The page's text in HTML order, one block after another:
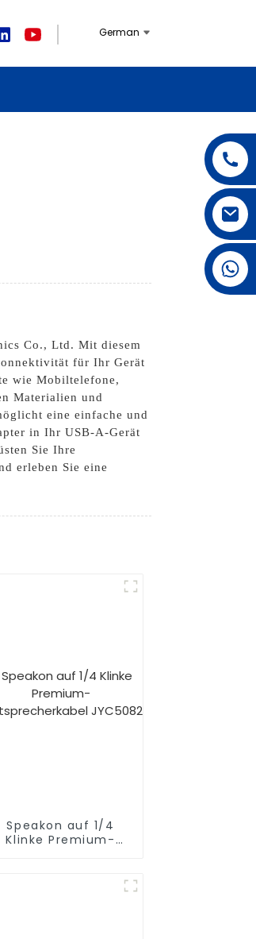
German
Co., Ltd. Mit diesem
für Ihr Gerät
wie Mobiltelefone,
Materialien und
eine einfache und
in Ihr USB-A-Gerät
Sie Ihre
erleben Sie eine
Speakon auf 1/4
Klinke Premium-